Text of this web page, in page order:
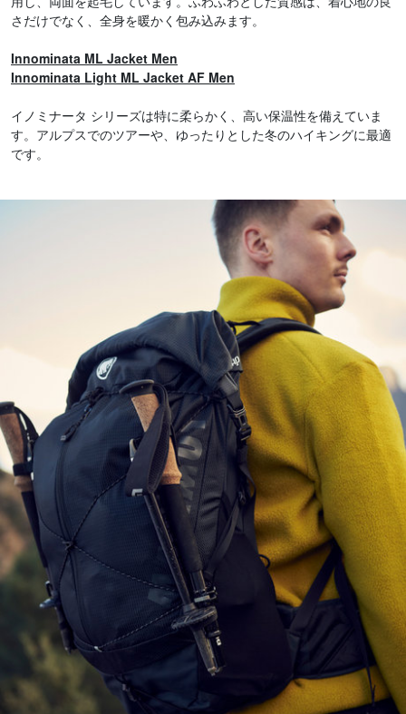
さだけでなく、全身を暖かく包み込みます。
Innominata ML Jacket Men
Innominata Light ML Jacket AF Men
イノミナータ シリーズは特に柔らかく、高い保温性を備えていま
す。アルプスでのツアーや、ゆったりとした冬のハイキングに最適
です。